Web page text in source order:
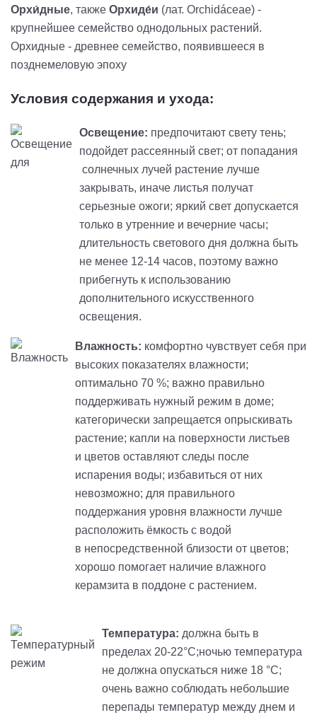
Орхи́дные, также Орхиде́и (лат. Orchidáceae) -
крупнейшее семейство однодольных растений.
Орхидные - древнее семейство, появившееся в
позднемеловую эпоху
Условия содержания и ухода:
Освещение: предпочитают свету тень;
подойдет рассеянный свет; от попадания
солнечных лучей растение лучше
закрывать, иначе листья получат
серьезные ожоги; яркий свет допускается
только в утренние и вечерние часы;
длительность светового дня должна быть
не менее 12-14 часов, поэтому важно
прибегнуть к использованию
дополнительного искусственного
освещения.
Влажность: комфортно чувствует себя при
высоких показателях влажности;
оптимально 70 %; важно правильно
поддерживать нужный режим в доме;
категорически запрещается опрыскивать
растение; капли на поверхности листьев
и цветов оставляют следы после
испарения воды; избавиться от них
невозможно; для правильного
поддержания уровня влажности лучше
расположить ёмкость с водой
в непосредственной близости от цветов;
хорошо помогает наличие влажного
керамзита в поддоне с растением.
Температура: должна быть в
пределах 20-22°С;ночью температура
не должна опускаться ниже 18 °С;
очень важно соблюдать небольшие
перепады температур между днем и